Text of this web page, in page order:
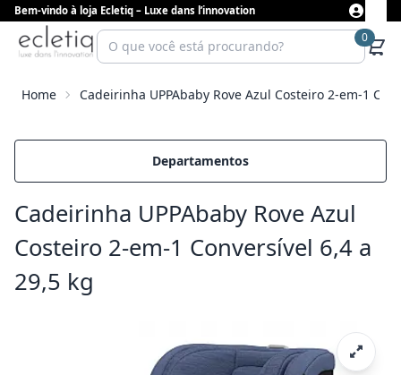
Bem-vindo à loja Ecletiq – Luxe dans l’innovation
0
Home Cadeirinha UPPAbaby Rove Azul Costeiro 2-em-1
Departamentos
Cadeirinha UPPAbaby Rove Azul
Costeiro 2-em-1 Conversível 6,4 a
29,5 kg